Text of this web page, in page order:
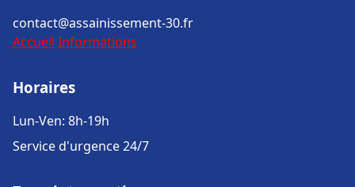
contact@assainissement-30.fr
Accueil Informations
Horaires
Lun-Ven: 8h-19h
Service d'urgence 24/7